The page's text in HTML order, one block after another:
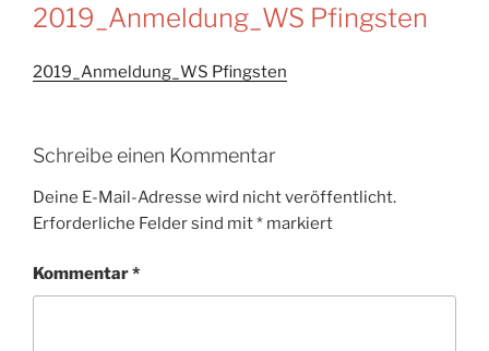
2019_Anmeldung_WS Pfingsten
2019_Anmeldung_WS Pfingsten
Schreibe einen Kommentar
Deine E-Mail-Adresse wird nicht veröffentlicht.
Erforderliche Felder sind mit* markiert
Kommentar*